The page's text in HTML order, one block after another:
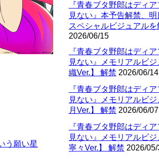
う願い星
『青春ブタ野郎はディ
見ない』本予告解禁、
スペシャルビジュアルを
2026/06/15
『青春ブタ野郎はディ
見ない』メモリアルビ
織Ver.】 解禁 2026/06/14
『青春ブタ野郎はディ
見ない』メモリアルビ
月Ver.】 解禁 2026/06/07
『青春ブタ野郎はディ
見ない』メモリアルビ
寧々Ver.】 解禁 2026/05/